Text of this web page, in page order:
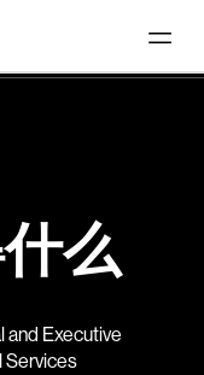
么
and Executive
Services